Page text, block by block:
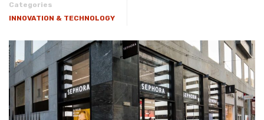
Categories
INNOVATION & TECHNOLOGY